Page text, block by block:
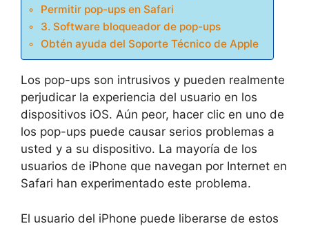
Permitir pop-ups en Safari
3. Software bloqueador de pop-ups
Obtén ayuda del Soporte Técnico de Apple
Los pop-ups son intrusivos y pueden realmente
perjudicar la experiencia del usuario en los
dispositivos iOS. Aún peor, hacer clic en uno de
los pop-ups puede causar serios problemas a
usted y a su dispositivo. La mayoría de los
usuarios de iPhone que navegan por Internet en
Safari han experimentado este problema.
El usuario del iPhone puede liberarse de estos